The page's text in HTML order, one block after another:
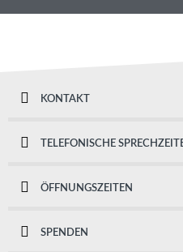
KONTAKT
TELEFONISCHE
ÖFFNUNGSZEITEN
SPENDEN